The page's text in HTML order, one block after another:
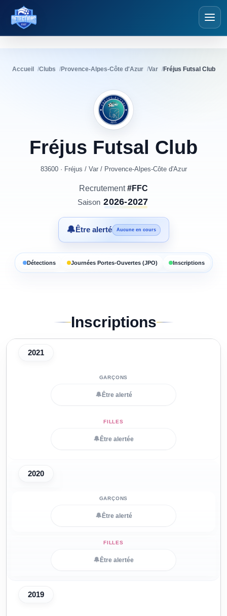
Détections Futsal
Accueil Clubs Provence-Alpes-Côte d'Azur Var Fréjus Futsal Club
Fréjus Futsal Club
83600 · Fréjus / Var/ Provence-Alpes-Côte d'Azur
Recrutement#FFC
Saison 2026-2027
🔔Être alerté Aucune en cours
Détections Journées Portes-Ouvertes (JPO) Inscriptions
Inscriptions
2021
🔔 Être alerté
🔔 Être alertée
2020
🔔 Être alerté
🔔 Être alertée
2019